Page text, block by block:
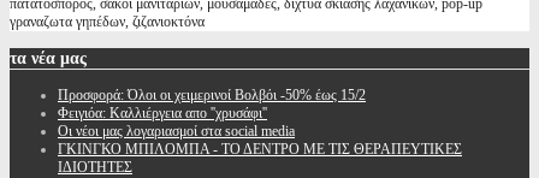
πατατοσπορος, σακοι μανιταριών, μουσαμάδες, διχτυά σκίασης λαχανικών, pop-up
γραναζωτα γηπέδων, ζιζανιοκτόνα
τα νέα μας
Προσφορά: Όλοι οι χειμερινοί Βολβόι -50% έως 15/2
Φειγιόα: Καλλιέργεια απο ''χρυσάφι''
Oι νέοι μας λογαριασμοί στα social media
ΓΚΙΝΓΚΟ ΜΠΙΛΟΜΠΑ - ΤΟ ΔΕΝΤΡΟ ΜΕ ΤΙΣ ΘΕΡΑΠΕΥΤΙΚΕΣ
ΙΔΙΟΤΗΤΕΣ